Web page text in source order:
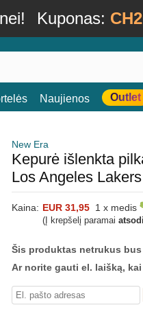
Kuponas:
Naujienos Outlet
New Era
Kepurė išlenkta
Los Angeles
Kaina: EUR 31,95 1 x medis
(Į krepšelį paramai
Šis produktas netrukus
Ar norite gauti el. laišką,